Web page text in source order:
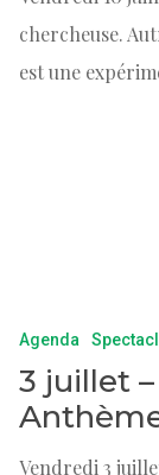
chercheuse.
est une
Agenda
3 juillet
Vendredi 3